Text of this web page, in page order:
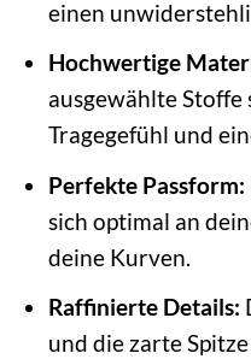
einen
Hochwertige
ausgewählte Stoffe
Tragegefühl und
Perfekte Passform:
sich optimal an
deine Kurven.
Raffinierte Details:
und die zarte